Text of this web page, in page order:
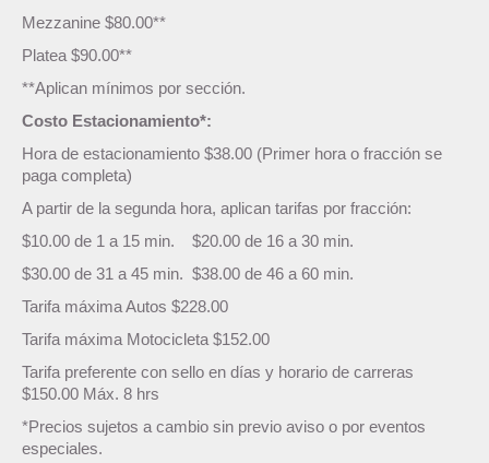
Mezzanine $80.00**
Platea $90.00**
**Aplican mínimos por sección.
Costo Estacionamiento*:
Hora de estacionamiento $38.00 (Primer hora o fracción se
paga completa)
A partir de la segunda hora, aplican tarifas por fracción:
$10.00 de 1 a 15 min. $20.00 de 16 a 30 min.
$30.00 de 31 a 45 min. $38.00 de 46 a 60 min.
Tarifa máxima Autos $228.00
Tarifa máxima Motocicleta $152.00
Tarifa preferente con sello en días y horario de carreras
$150.00 Máx. 8 hrs
*Precios sujetos a cambio sin previo aviso o por eventos
especiales.